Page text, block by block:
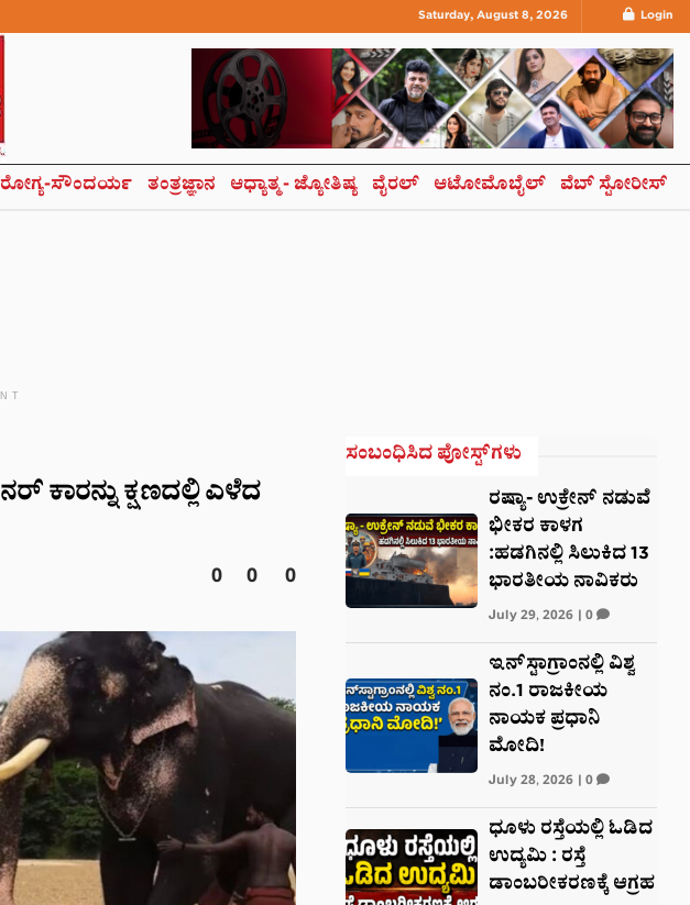
Saturday, August 8, 2026 Login
ಸೌಂದರ್ಯ ತಂತ್ರಜ್ಞಾನ ಆಧ್ಯಾತ್ಮ- ಜ್ಯೋತಿಷ್ಯ ವೈರಲ್ ಆಟೋಮೊಬೈಲ್ ವೆಬ್ ಸ್ಟೋರೀಸ್
ಕ್ಷಣದಲ್ಲಿ ಎಳೆದ
0 0 0
ಸಂಬಂಧಿಸಿದ ಪೋಸ್ಟ್‌ಗಳು
ರಷ್ಯಾ- ಉಕ್ರೇನ್ ನಡುವೆ
ಭೀಕರ ಕಾಳಗ
:ಹಡಗಿನಲ್ಲಿ ಸಿಲುಕಿದ 13
ಭಾರತೀಯ ನಾವಿಕರು
July 29, 2026| 0
ಇನ್‌ಸ್ಟಾಗ್ರಾಂನಲ್ಲಿ ವಿಶ್ವ
ನಂ.1 ರಾಜಕೀಯ
ನಾಯಕ ಪ್ರಧಾನಿ
ಮೋದಿ!
July 28, 2026| 0
ಧೂಳು ರಸ್ತೆಯಲ್ಲಿ ಓಡಿದ
ಉದ್ಯಮಿ : ರಸ್ತೆ
ಡಾಂಬರೀಕರಣಕ್ಕೆ ಆಗ್ರಹ